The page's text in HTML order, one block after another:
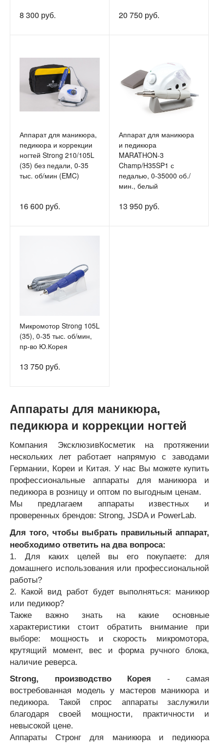
8 300 руб. 20 750 руб.
Аппарат для маникюра,
педикюра и коррекции
ногтей Strong 210/105L
(35) без педали, 0-35
тыс. об/мин (EMC)
16 600 руб.
Аппарат для маникюра
и педикюра
MARATHON-3
Champ/H35SP1 с
педалью, 0-35000 об./
мин., белый
13 950 руб.
Микромотор Strong 105L
(35), 0-35 тыс. об/мин,
пр-во Ю.Корея
13 750 руб.
Аппараты для маникюра,
педикюра и коррекции ногтей
Компания ЭксклюзивКосметик на протяжении
нескольких лет работает напрямую с заводами
Германии, Кореи и Китая. У нас Вы можете купить
профессиональные аппараты для маникюра и
педикюра в розницу и оптом по выгодным ценам.
Мы предлагаем аппараты известных и
проверенных брендов: Strong, JSDA и PowerLab.
Для того, чтобы выбрать правильный аппарат,
необходимо ответить на два вопроса:
1. Для каких целей вы его покупаете: для
домашнего использования или профессиональной
работы?
2. Какой вид работ будет выполняться: маникюр
или педикюр?
Также важно знать на какие основные
характеристики стоит обратить внимание при
выборе: мощность и скорость микромотора,
крутящий момент, вес и форма ручного блока,
наличие реверса.
Strong, производство Корея - самая
востребованная модель у мастеров маникюра и
педикюра. Такой спрос аппараты заслужили
благодаря своей мощности, практичности и
невысокой цене.
Аппараты Стронг для маникюра и педикюра